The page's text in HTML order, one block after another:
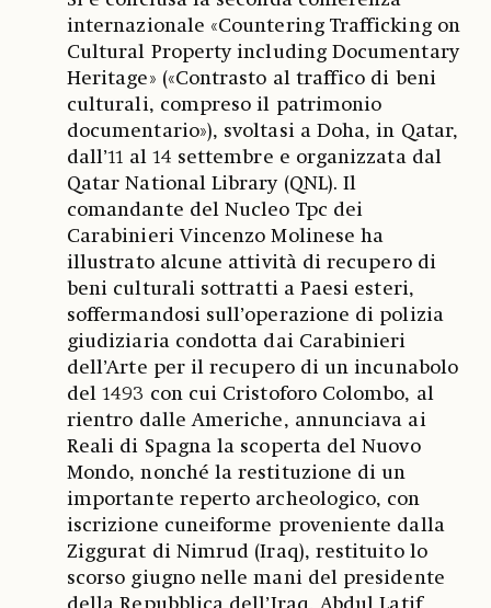
internazionale «Countering Trafficking on
Cultural Property including Documentary
Heritage» («Contrasto al traffico di beni
culturali, compreso il patrimonio
documentario»), svoltasi a Doha, in Qatar,
dall’11 al 14 settembre e organizzata dal
Qatar National Library (QNL). Il
comandante del Nucleo Tpc dei
Carabinieri Vincenzo Molinese ha
illustrato alcune attività di recupero di
beni culturali sottratti a Paesi esteri,
soffermandosi sull’operazione di polizia
giudiziaria condotta dai Carabinieri
dell’Arte per il recupero di un incunabolo
del 1493 con cui Cristoforo Colombo, al
rientro dalle Americhe, annunciava ai
Reali di Spagna la scoperta del Nuovo
Mondo, nonché la restituzione di un
importante reperto archeologico, con
iscrizione cuneiforme proveniente dalla
Ziggurat di Nimrud (Iraq), restituito lo
scorso giugno nelle mani del presidente